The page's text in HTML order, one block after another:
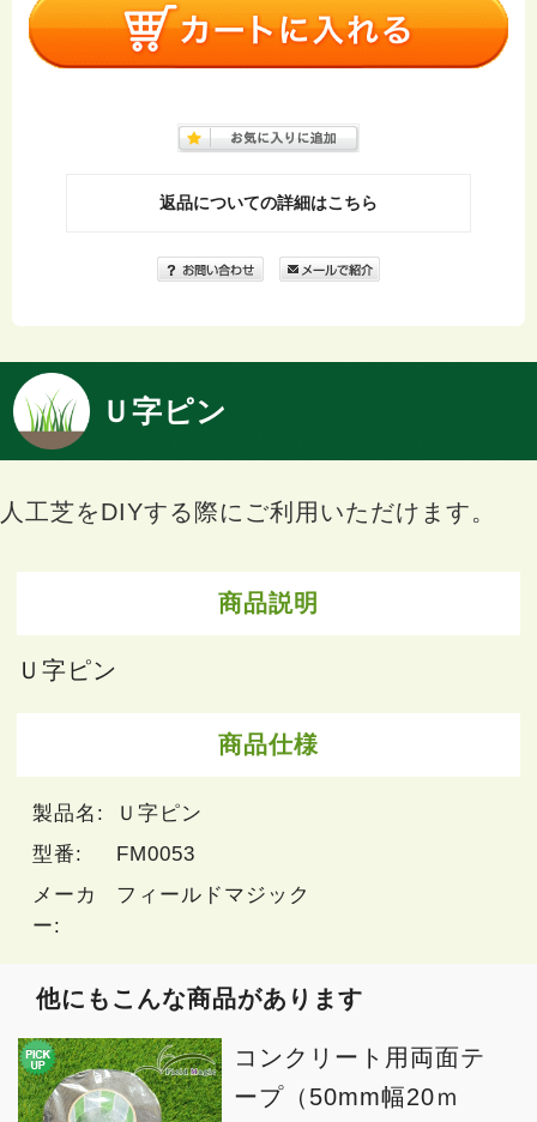
返品についての詳細はこちら
Ｕ字ピン
人工芝をDIYする際にご利用いただけます。
商品説明
Ｕ字ピン
商品仕様
製品名:
Ｕ字ピン
型番:
FM0053
メーカ
ー:
フィールドマジック
他にもこんな商品があります
コンクリート用両面テ
ープ（50mm幅20ｍ